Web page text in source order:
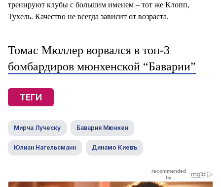
тренируют клубы с большим именем – тот же Клопп,
Тухель. Качество не всегда зависит от возраста.
Томас Мюллер ворвался в топ-3
бомбардиров мюнхенской “Баварии”
ТЕГИ
Мирча Луческу Бавария Мюнхен
Юлиан Нагельсманн Динамо Киевъ